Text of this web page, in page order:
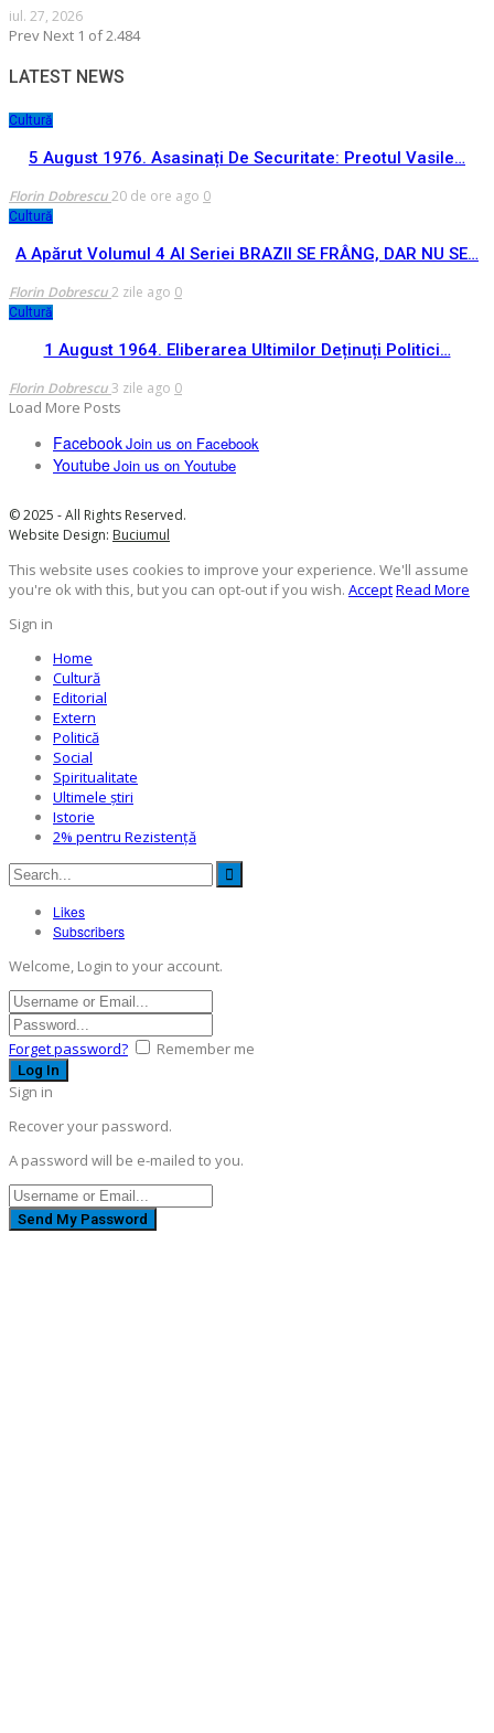
iul. 27, 2026
Prev Next 1 of 2.484
LATEST NEWS
Cultură
5 August 1976. Asasinați De Securitate: Preotul Vasile…
Florin Dobrescu20 de ore ago 0
Cultură
A Apărut Volumul 4 Al Seriei BRAZII SE FRÂNG, DAR NU SE…
Florin Dobrescu2 zile ago 0
Cultură
1 August 1964. Eliberarea Ultimilor Deținuți Politici…
Florin Dobrescu3 zile ago 0
Load More Posts
FacebookJoin us on Facebook
YoutubeJoin us on Youtube
© 2025 - All Rights Reserved.
Website Design: Buciumul
This website uses cookies to improve your experience. We'll assume
you're ok with this, but you can opt-out if you wish. AcceptRead More
Sign in
Home
Cultură
Editorial
Extern
Politică
Social
Spiritualitate
Ultimele ştiri
Istorie
2% pentru Rezistență
Likes
Subscribers
Welcome, Login to your account.
Forget password? Remember me
Sign in
Recover your password.
A password will be e-mailed to you.